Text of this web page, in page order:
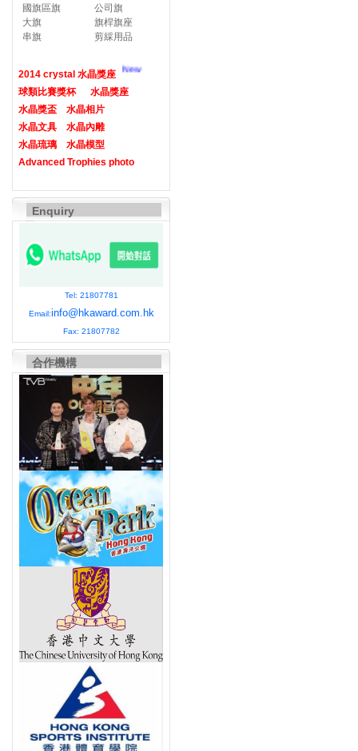
國旗區旗
公司旗
大旗
旗桿旗座
串旗
剪綵用品
2014 crystal 水晶獎座 New
球類比賽獎杯
水晶獎座
水晶獎盃
水晶相片
水晶文具
水晶內雕
水晶琉璃
水晶模型
Advanced Trophies photo
Enquiry
Tel: 21807781
Email:info@hkaward.com.hk
Fax: 21807782
合作機構